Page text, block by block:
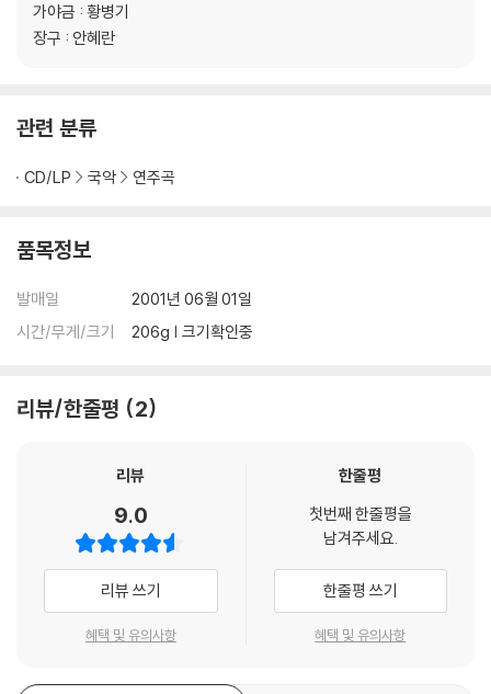
가야금 : 황병기
장구 : 안혜란
관련 분류
CD/LP 국악 연주곡
품목정보
발매일
2001년 06월 01일
시간/무게/크기
206g | 크기확인중
리뷰/한줄평 2
리뷰
9.0
리뷰 쓰기
혜택 및 유의사항
한줄평
첫번째 한줄평을
남겨주세요.
한줄평 쓰기
혜택 및 유의사항